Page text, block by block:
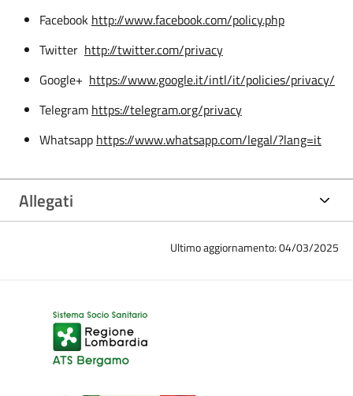
Facebook http://www.facebook.com/policy.php
Twitter http://twitter.com/privacy
Google+ https://www.google.it/intl/it/policies/privacy/
Telegram https://telegram.org/privacy
Whatsapp https://www.whatsapp.com/legal/?lang=it
Allegati
Ultimo aggiornamento: 04/03/2025